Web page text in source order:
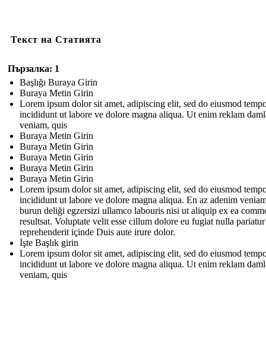
Текст на Статията
Пързалка: 1
Başlığı Buraya Girin
Buraya Metin Girin
Lorem ipsum dolor sit amet, adipiscing elit, sed do eiusmod
incididunt ut labore ve dolore magna aliqua. Ut enim reklam
veniam, quis
Buraya Metin Girin
Buraya Metin Girin
Buraya Metin Girin
Buraya Metin Girin
Buraya Metin Girin
Lorem ipsum dolor sit amet, adipiscing elit, sed do eiusmod
incididunt ut labore ve dolore magna aliqua. En az adenim
burun deliği egzersizi ullamco labouris nisi ut aliquip ex ea
resultsat. Voluptate velit esse cillum dolore eu fugiat nulla
reprehenderit içinde Duis aute irure dolor.
İşte Başlık girin
Lorem ipsum dolor sit amet, adipiscing elit, sed do eiusmod
incididunt ut labore ve dolore magna aliqua. Ut enim reklam
veniam, quis